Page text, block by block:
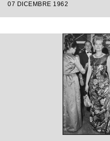
Giorgio De Lullo
07 DICEMBRE 1962